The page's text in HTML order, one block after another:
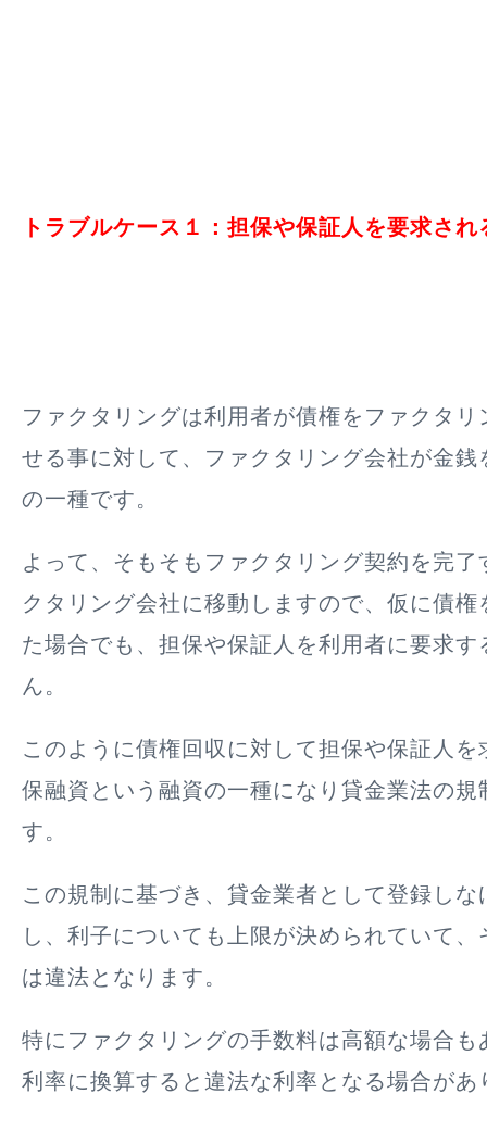
トラブルケース１：担保や保証人を要求され
ファクタリングは利用者が債権をファクタ
せる事に対して、ファクタリング会社が金銭
の一種です。
よって、そもそもファクタリング契約を完
クタリング会社に移動しますので、仮に債権
た場合でも、担保や保証人を利用者に要求す
ん。
このように債権回収に対して担保や保証人
保融資という融資の一種になり貸金業法の規
す。
この規制に基づき、貸金業者として登録し
し、 利子についても上限が決められていて、
は違法となります。
特にファクタリングの手数料は高額な場合も
利率に換算すると違法な利率となる場合があ